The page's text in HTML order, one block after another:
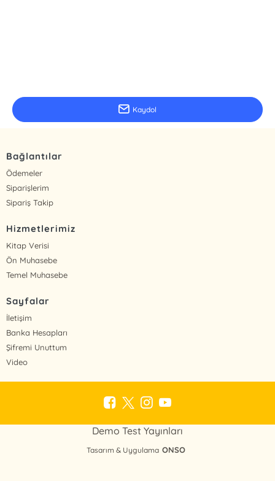
Kaydol
Bağlantılar
Ödemeler
Siparişlerim
Sipariş Takip
Hizmetlerimiz
Kitap Verisi
Ön Muhasebe
Temel Muhasebe
Sayfalar
İletişim
Banka Hesapları
Şifremi Unuttum
Video
Demo Test Yayınları
Tasarım & Uygulama ONSO